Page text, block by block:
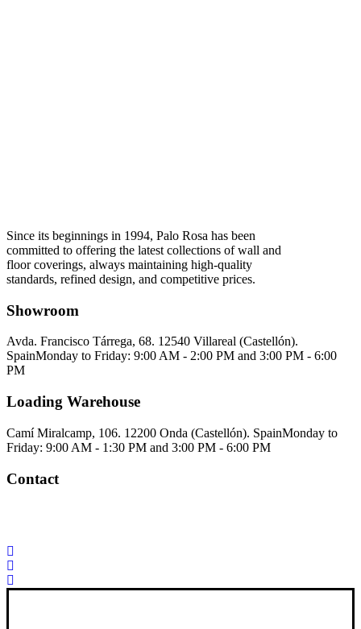
Since its beginnings in 1994, Palo Rosa has been
committed to offering the latest collections of wall and
floor coverings, always maintaining high-quality
standards, refined design, and competitive prices.
Showroom
Avda. Francisco Tárrega, 68. 12540 Villareal (Castellón).
SpainMonday to Friday: 9:00 AM - 2:00 PM and 3:00 PM - 6:00
PM
Loading Warehouse
Camí Miralcamp, 106. 12200 Onda (Castellón). SpainMonday to
Friday: 9:00 AM - 1:30 PM and 3:00 PM - 6:00 PM
Contact